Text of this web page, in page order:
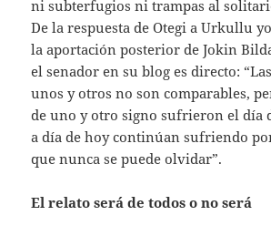
ni subterfugios ni trampas al
De la respuesta de Otegi a Urkullu
la aportación posterior de Jokin
el senador en su blog es directo:
unos y otros no son comparables,
de uno y otro signo sufrieron el día
a día de hoy continúan sufriendo
que nunca se puede olvidar”.
El relato será de todos o no será